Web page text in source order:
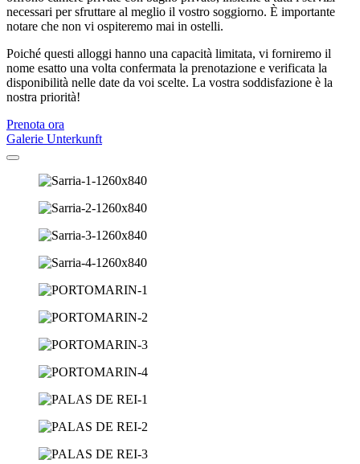
necessari per sfruttare al meglio il vostro soggiorno. È importante
notare che non vi ospiteremo mai in ostelli.
Poiché questi alloggi hanno una capacità limitata, vi forniremo il
nome esatto una volta confermata la prenotazione e verificata la
disponibilità nelle date da voi scelte. La vostra soddisfazione è la
nostra priorità!
Prenota ora
Galerie Unterkunft